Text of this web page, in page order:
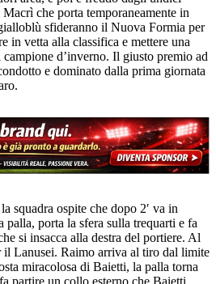
che porta temporaneamente in
sfideranno il Nuova Formia per
in vetta alla classifica e mettere una
d’inverno. Il giusto premio ad
e dominato dalla prima giornata
squadra ospite che dopo 2′ va in
palla, porta la sfera sulla trequarti e fa
si insacca alla destra del portiere. Al
il Lanusei. Raimo arriva al tiro dal limite
miracolosa di Baietti, la palla torna
partire un collo esterno che Baietti